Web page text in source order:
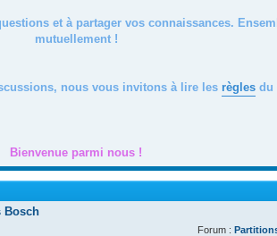
et à partager vos connaissances.
mutuellement !
nous vous invitons à lire les règles du
Bienvenue parmi nous !
Bosch
Forum :